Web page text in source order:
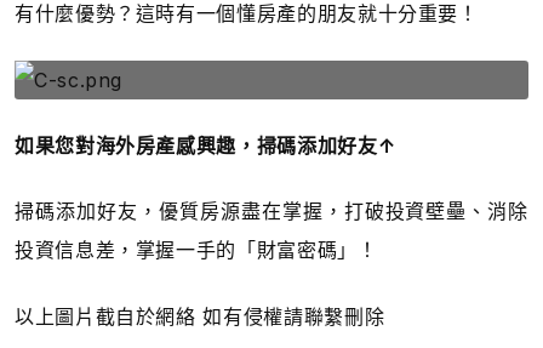
有什麼優勢？這時有一個懂房產的朋友就十分重要！
如果您對海外房產感興趣，掃碼添加好友↑
掃碼添加好友，優質房源盡在掌握，打破投資壁壘、消除
投資信息差，掌握一手的「財富密碼」！
以上圖片截自於網絡 如有侵權請聯繫刪除